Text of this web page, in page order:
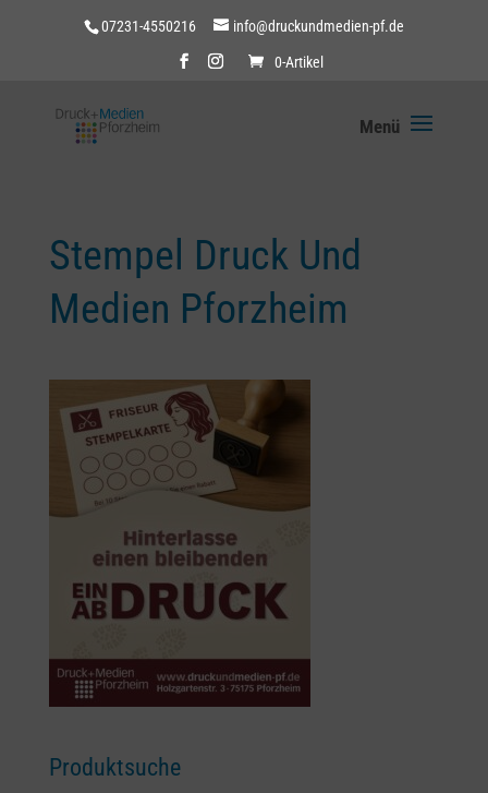
07231-4550216 info@druckundmedien-pf.de
0-Artikel
Stempel Druck Und
Medien Pforzheim
Produktsuche